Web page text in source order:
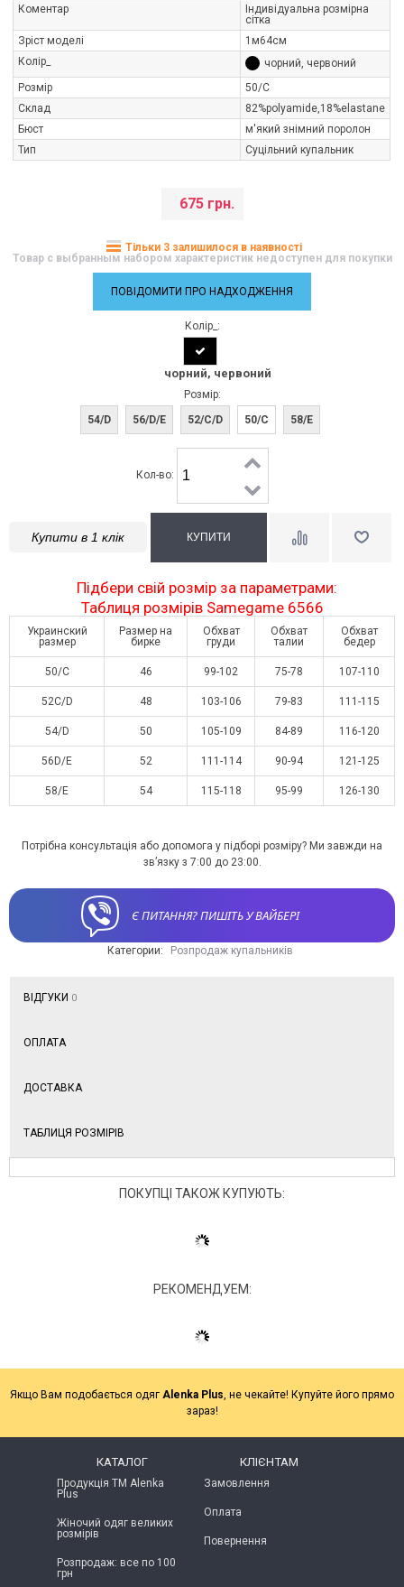
Коментар
Індивідуальна розмірна
сітка
Зріст моделі
1м64см
Колір_
чорний, червоний
Розмір
50/C
Склад
82%polyamide,18%elastane
Бюст
м'який знімний поролон
Тип
Суцільний купальник
675 грн.
Тільки 3 залишилося в наявності
Товар с выбранным набором характеристик недоступен для покупки
ПОВІДОМИТИ ПРО НАДХОДЖЕННЯ
Колір_:
чорний, червоний
Розмір:
54/D
56/D/E 52/C/D 50/C 58/E
Кол-во:
Купити в 1 клік
Підбери свій розмір за параметрами:
Таблиця розмірів Samegame 6566
Украинский
размер
Размер на
бирке
Обхват
груди
Обхват
талии
Обхват
бедер
50/C 46 99-102 75-78 107-110
52C/D 48 103-106 79-83 111-115
54/D 50 105-109 84-89 116-120
56D/E 52 111-114 90-94 121-125
58/E 54 115-118 95-99 126-130
Потрібна консультація або допомога у підборі розміру? Ми завжди на
зв’язку з 7:00 до 23:00.
Є ПИТАННЯ? ПИШІТЬ У ВАЙБЕРІ
Категории: Розпродаж купальників
ВІДГУКИ 0
ОПЛАТА
ДОСТАВКА
ТАБЛИЦЯ РОЗМІРІВ
ПОКУПЦІ ТАКОЖ КУПУЮТЬ:
РЕКОМЕНДУЕМ:
Якщо Вам подобається одяг Alenka Plus, не чекайте! Купуйте його прямо
зараз!
КАТАЛОГ
Продукція ТМ Alenka
Plus
Жіночий одяг великих
розмірів
Розпродаж: все по 100
грн
КЛІЄНТАМ
Замовлення
Оплата
Повернення